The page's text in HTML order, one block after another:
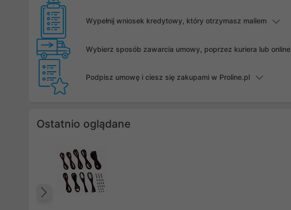
Wypełnij wniosek kredytowy, który otrzymasz mailem
Wybierz sposób zawarcia umowy, poprzez kuriera lub online
Podpisz umowę i ciesz się zakupami w Proline.pl
Ostatnio oglądane